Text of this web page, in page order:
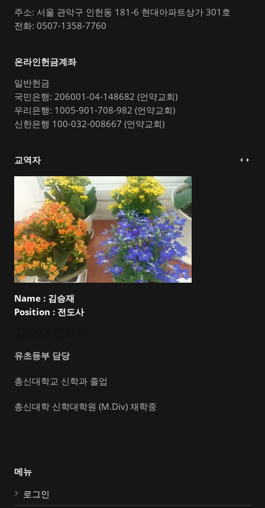
주소: 서울 관악구 인헌동 181-6 현대아파트상가 301호
전화: 0507-1358-7760
온라인헌금계좌
일반헌금
국민은행: 206001-04-148682 (언약교회)
우리은행: 1005-901-708-982 (언약교회)
신한은행 100-032-008667 (언약교회)
교역자
Name : 김승재
Position : 전도사
유초등부 담당
총신대학교 신학과 졸업
총신대학 신학대학원 (M.Div) 재학중
메뉴
로그인